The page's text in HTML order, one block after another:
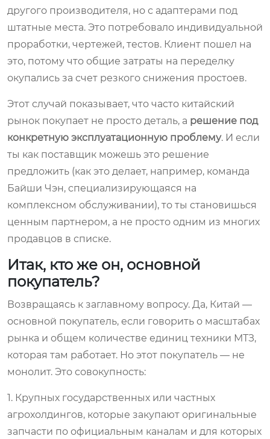
другого производителя, но с адаптерами под
штатные места. Это потребовало индивидуальной
проработки, чертежей, тестов. Клиент пошел на
это, потому что общие затраты на переделку
окупались за счет резкого снижения простоев.
Этот случай показывает, что часто китайский
рынок покупает не просто деталь, а решение под
конкретную эксплуатационную проблему. И если
ты как поставщик можешь это решение
предложить (как это делает, например, команда
Байши Чэн, специализирующаяся на
комплексном обслуживании), то ты становишься
ценным партнером, а не просто одним из многих
продавцов в списке.
Итак, кто же он, основной
покупатель?
Возвращаясь к заглавному вопросу. Да, Китай —
основной покупатель, если говорить о масштабах
рынка и общем количестве единиц техники МТЗ,
которая там работает. Но этот покупатель — не
монолит. Это совокупность:
1. Крупных государственных или частных
агрохолдингов, которые закупают оригинальные
запчасти по официальным каналам и для которых